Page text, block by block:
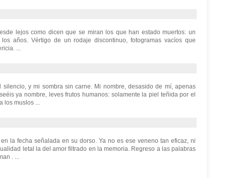
lejos como dicen que se miran los que han estado muertos: un
años. Vértigo de un rodaje discontinuo, fotogramas vacíos que
...
y mi sombra sin carne. Mi nombre, desasido de mí, apenas
ya nombre, leves frutos humanos: solamente la piel teñida por el
los muslos ...
la fecha señalada en su dorso. Ya no es ese veneno tan eficaz, ni
letal la del amor filtrado en la memoria. Regreso a las palabras
. ...